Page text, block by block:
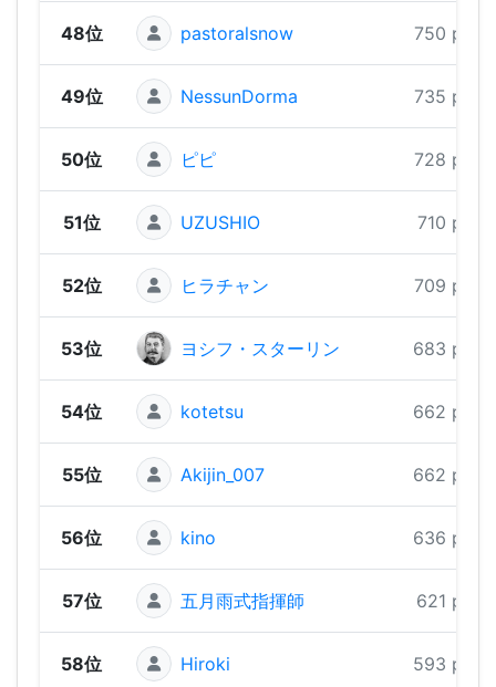
48位 pastoralsnow 750 pts
49位 NessunDorma 735 pts
50位 ピピ 728 pts
51位 UZUSHIO 710 pts
52位 ヒラチャン 709 pts
53位 ヨシフ・スターリン 683 pts
54位 kotetsu 662 pts
55位 Akijin_007 662 pts
56位 kino 636 pts
57位 五月雨式指揮師 621 pts
58位 Hiroki 593 pts